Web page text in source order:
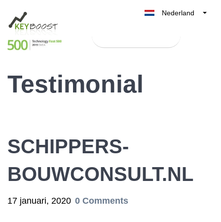
Nederland
België
Testimonial
SCHIPPERS-
BOUWCONSULT.NL
17 januari, 2020 0 Comments